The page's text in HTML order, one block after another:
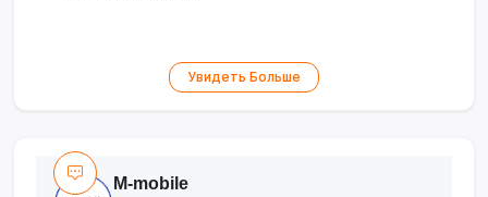
Увидеть Больше
M-mobile